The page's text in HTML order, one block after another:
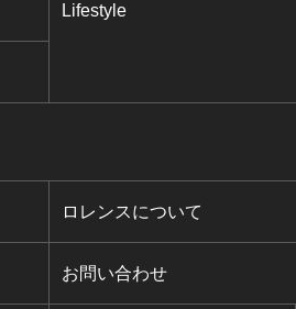
Lifestyle
ロレンスについて
お問い合わせ